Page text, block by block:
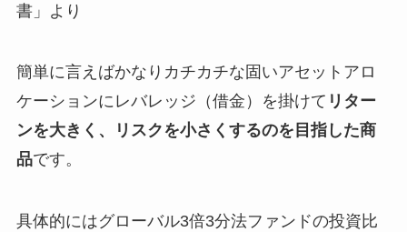
書」より
簡単に言えばかなりカチカチな固いアセットアロ
ケーションにレバレッジ（借金）を掛けて リター
ンを大きく、リスクを小さくするのを目指した商
品です。
具体的にはグローバル3倍3分法ファンドの投資比